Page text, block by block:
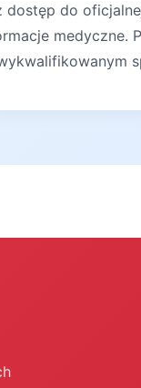
dostęp do
medyczne.